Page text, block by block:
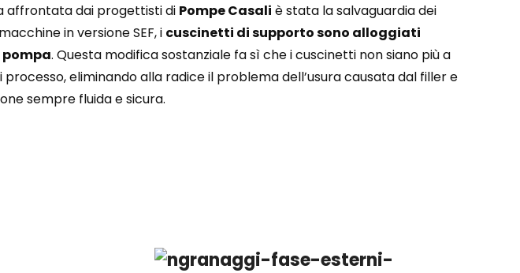
affrontata dai progettisti di Pompe Casali è stata la salvaguardia dei
in versione SEF, i cuscinetti di supporto sono alloggiati
pompa. Questa modifica sostanziale fa sì che i cuscinetti non siano più a
eliminando alla radice il problema dell’usura causata dal filler e
sempre fluida e sicura.